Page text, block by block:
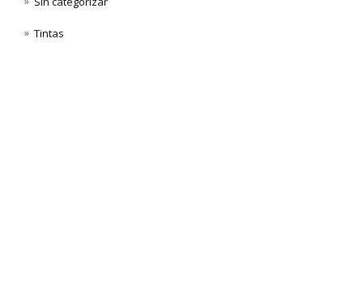
Tintas